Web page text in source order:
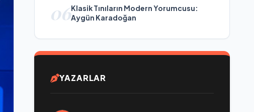
06Klasik Tınıların Modern Yorumcusu:
Aygün Karadoğan
YAZARLAR